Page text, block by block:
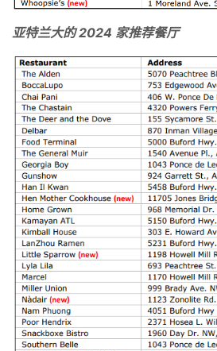
亚特兰大的 2024 家推荐餐厅